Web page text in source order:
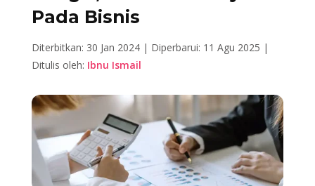
Pada Bisnis
Diterbitkan: 30 Jan 2024 | Diperbarui: 11 Agu 2025 |
Ditulis oleh: Ibnu Ismail